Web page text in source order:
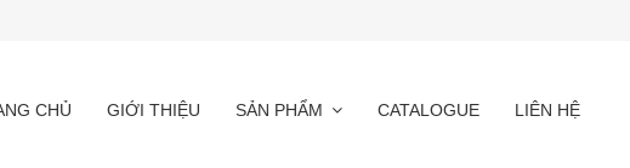
CHỦ GIỚI THIỆU SẢN PHẨM CATALOGUE LIÊN HỆ